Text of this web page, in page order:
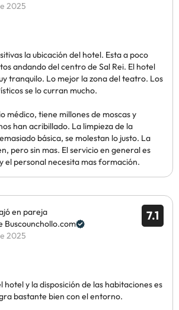
2025
la ubicación del hotel. Esta a poco
andando del centro de Sal Rei. El hotel
tranquilo. Lo mejor la zona del teatro. Los
se lo curran mucho.
médico, tiene millones de moscas y
han acribillado. La limpieza de la
básica, se molestan lo justo. La
pero sin mas. El servicio en general es
el personal necesita mas formación.
7.1
en pareja
Buscounchollo.com
2025
hotel y la disposición de las habitaciones es
bastante bien con el entorno.